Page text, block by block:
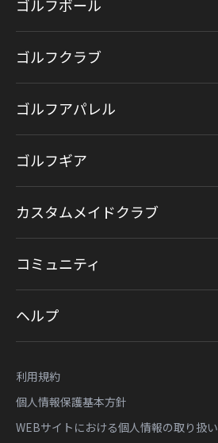
ゴルフボール
ゴルフクラブ
ゴルフアパレル
ゴルフギア
カスタムメイドクラブ
コミュニティ
ヘルプ
利用規約
個人情報保護基本方針
WEBサイトにおける個人情報の取り扱い